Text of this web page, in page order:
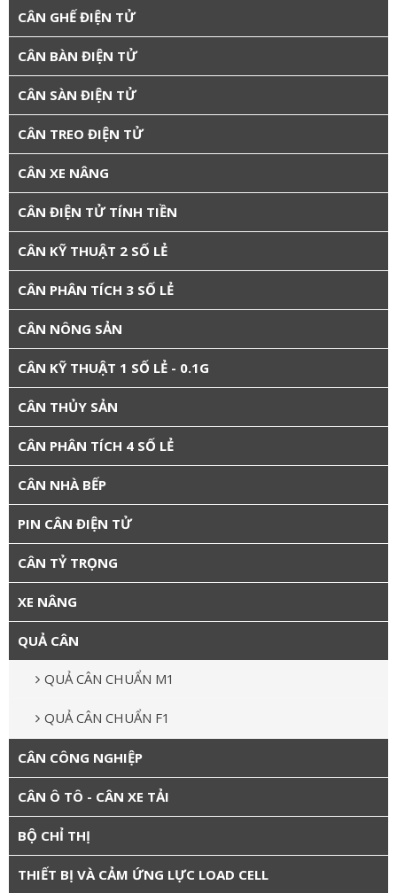
CÂN GHẾ ĐIỆN TỬ
CÂN BÀN ĐIỆN TỬ
CÂN SÀN ĐIỆN TỬ
CÂN TREO ĐIỆN TỬ
CÂN XE NÂNG
CÂN ĐIỆN TỬ TÍNH TIỀN
CÂN KỸ THUẬT 2 SỐ LẺ
CÂN PHÂN TÍCH 3 SỐ LẺ
CÂN NÔNG SẢN
CÂN KỸ THUẬT 1 SỐ LẺ - 0.1G
CÂN THỦY SẢN
CÂN PHÂN TÍCH 4 SỐ LẺ
CÂN NHÀ BẾP
PIN CÂN ĐIỆN TỬ
CÂN TỶ TRỌNG
XE NÂNG
QUẢ CÂN
QUẢ CÂN CHUẨN M1
QUẢ CÂN CHUẨN F1
CÂN CÔNG NGHIỆP
CÂN Ô TÔ - CÂN XE TẢI
BỘ CHỈ THỊ
THIẾT BỊ VÀ CẢM ỨNG LỰC LOAD CELL